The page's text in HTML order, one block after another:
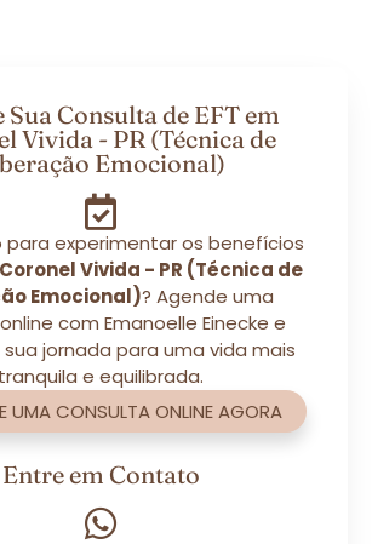
Sua Consulta de EFT em
Vivida - PR (Técnica de
Emocional)
para experimentar os benefícios
Coronel Vivida - PR (Técnica de
Emocional)? Agende uma
com Emanoelle Einecke e
jornada para uma vida mais
tranquila e equilibrada.
UMA CONSULTA ONLINE AGORA
Entre em Contato